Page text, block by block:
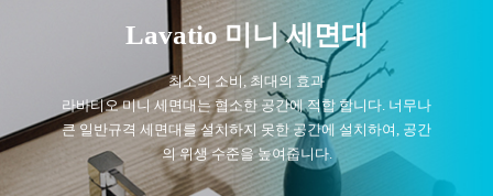
Lavatio 미니 세면대
최소의 소비, 최대의 효과
라바티오 미니 세면대는 협소한 공간에 적합 합니다. 너무나
큰 일반규격 세면대를 설치하지 못한 공간에 설치하여, 공간
의 위생 수준을 높여줍니다.